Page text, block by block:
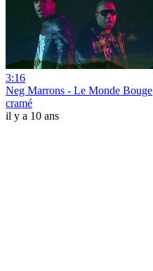
3:16
Neg Marrons - Le Monde Bouge
cramé
il y a 10 ans